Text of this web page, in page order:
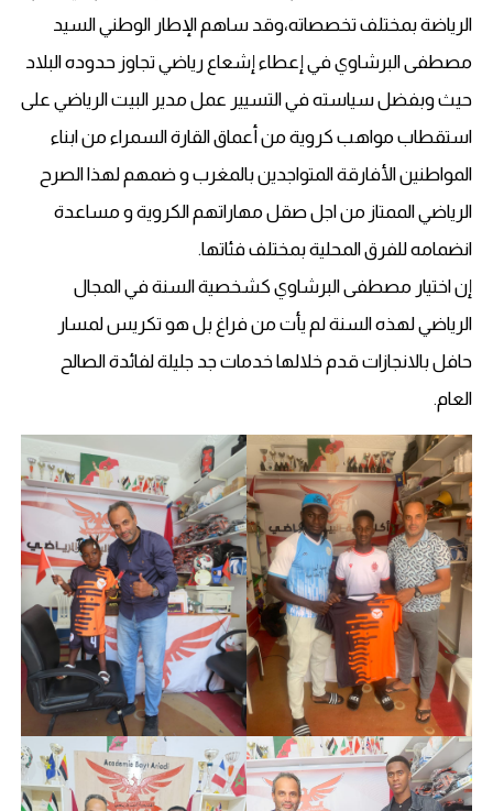
الرياضة بمختلف تخصصاته،وقد ساهم الإطار الوطني السيد
مصطفى البرشاوي في إعطاء إشعاع رياضي تجاوز حدوده البلاد
حيث وبفضل سياسته في التسيير عمل مدير البيت الرياضي على
استقطاب مواهب كروية من أعماق القارة السمراء من ابناء
المواطنين الأفارقة المتواجدين بالمغرب و ضمهم لهذا الصرح
الرياضي الممتاز من اجل صقل مهاراتهم الكروية و مساعدة
انضمامه للفرق المحلية بمختلف فئاتها.
إن اختيار مصطفى البرشاوي كشخصية السنة في المجال
الرياضي لهذه السنة لم يأت من فراغ بل هو تكريس لمسار
حافل بالانجازات قدم خلالها خدمات جد جليلة لفائدة الصالح
العام.